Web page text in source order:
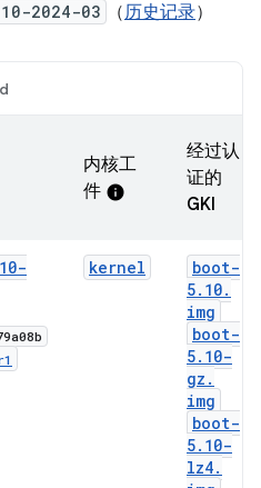
2024-03 （历史记录）
内核工
件 info
经过认
证的
GKI
10-
kernel
boot-
5. 10.
img
boot-
5. 10-
gz .
img
boot-
5. 10-
lz4.